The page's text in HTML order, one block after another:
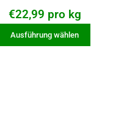
€22,99 pro kg
Ausführung wählen